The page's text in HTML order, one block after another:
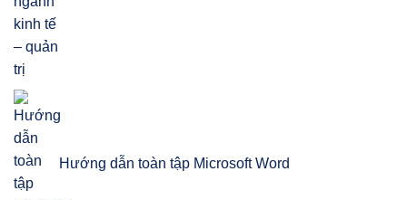
Hướng dẫn toàn tập Microsoft Word